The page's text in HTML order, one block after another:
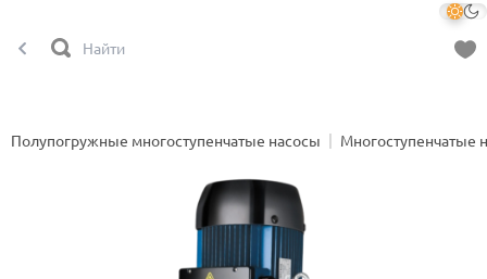
Полупогружные многоступенчатые насосы Многоступенчатые